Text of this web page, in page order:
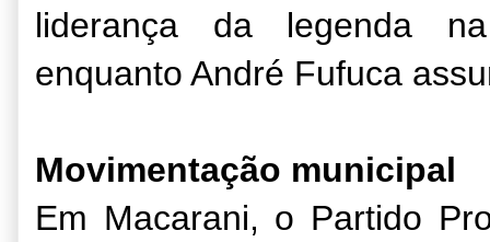
liderança da legenda
enquanto André Fufuca
Movimentação municipal
Em Macarani, o Partido